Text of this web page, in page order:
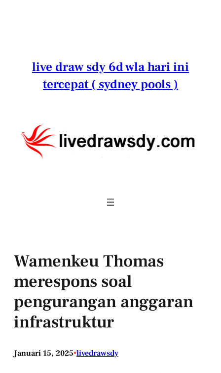
live draw sdy 6d wla hari ini
tercepat ( sydney pools )
Wamenkeu Thomas
merespons soal
pengurangan anggaran
infrastruktur
Januari 15, 2025•livedrawsdy